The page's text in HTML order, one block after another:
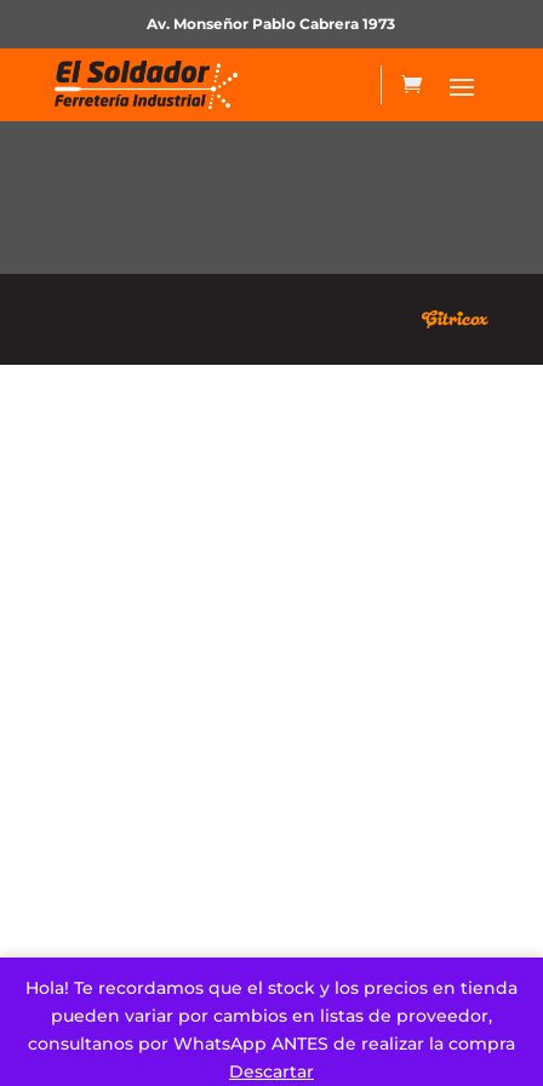
Hola! Te recordamos que el stock y los precios en tienda
pueden variar por cambios en listas de proveedor,
consultanos por WhatsApp ANTES de realizar la compra
Descartar
Av. Monseñor Pablo Cabrera 1973